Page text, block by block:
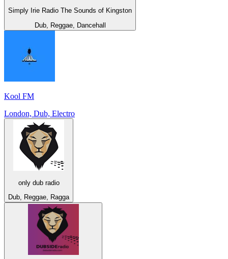
Simply Irie Radio The Sounds of Kingston
Dub, Reggae, Dancehall
Kool FM
London, Dub, Electro
only dub radio
Dub, Reggae, Ragga